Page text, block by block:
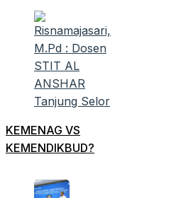
KEMENAG VS
KEMENDIKBUD?